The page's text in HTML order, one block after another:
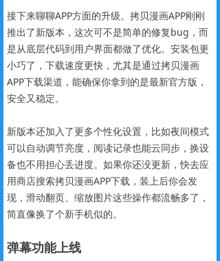
接下来聊聊APP方面的升级。拷贝漫画APP刚刚
推出了新版本，这次可不是简单的修复bug，而
是从底层代码到用户界面都做了优化。安装包更
小巧了，下载速度更快，尤其是通过拷贝漫画
APP下载渠道，能确保你拿到的是最新官方版，
安全又稳定。
新版本还加入了更多个性化设置，比如夜间模式
可以自动调节亮度，阅读记录也能云同步，换设
备也不用担心丢进度。如果你还没更新，快去应
用商店搜索拷贝漫画APP下载，装上后你会发
现，滑动翻页、缩放图片这些操作都流畅多了，
简直像换了个新手机似的。
弹幕功能上线